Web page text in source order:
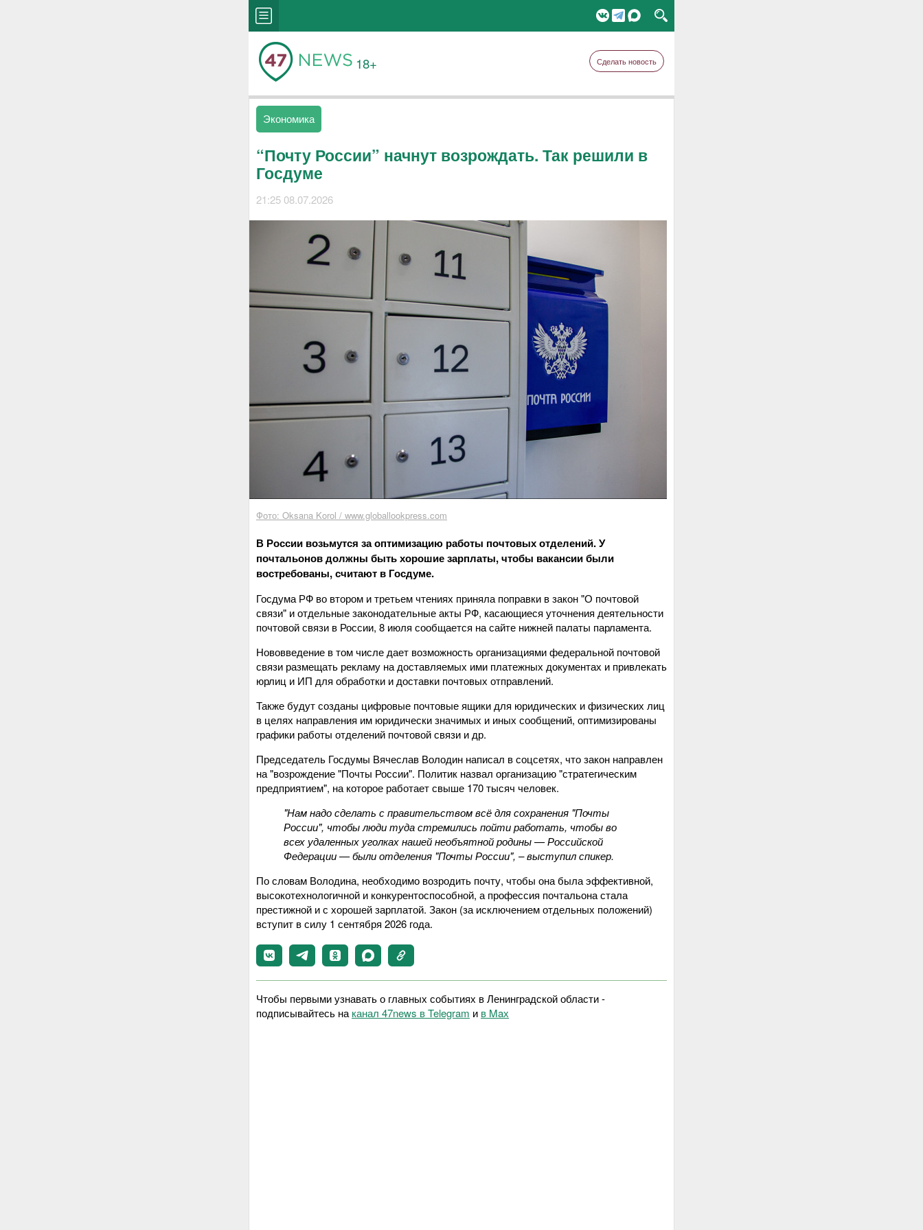
18+ Сделать новость
Экономика
“Почту России” начнут возрождать. Так решили в
Госдуме
21:25 08.07.2026
Фото: Oksana Korol / www.globallookpress.com
В России возьмутся за оптимизацию работы почтовых отделений. У
почтальонов должны быть хорошие зарплаты, чтобы вакансии были
востребованы, считают в Госдуме.
Госдума РФ во втором и третьем чтениях приняла поправки в закон "О почтовой
связи" и отдельные законодательные акты РФ, касающиеся уточнения деятельности
почтовой связи в России, 8 июля сообщается на сайте нижней палаты парламента.
Нововведение в том числе дает возможность организациями федеральной почтовой
связи размещать рекламу на доставляемых ими платежных документах и привлекать
юрлиц и ИП для обработки и доставки почтовых отправлений.
Также будут созданы цифровые почтовые ящики для юридических и физических лиц
в целях направления им юридически значимых и иных сообщений, оптимизированы
графики работы отделений почтовой связи и др.
Председатель Госдумы Вячеслав Володин написал в соцсетях, что закон направлен
на "возрождение "Почты России". Политик назвал организацию "стратегическим
предприятием", на которое работает свыше 170 тысяч человек.
"Нам надо сделать с правительством всё для сохранения "Почты
России", чтобы люди туда стремились пойти работать, чтобы во
всех удаленных уголках нашей необъятной родины — Российской
Федерации — были отделения "Почты России", – выступил спикер.
По словам Володина, необходимо возродить почту, чтобы она была эффективной,
высокотехнологичной и конкурентоспособной, а профессия почтальона стала
престижной и с хорошей зарплатой. Закон (за исключением отдельных положений)
вступит в силу 1 сентября 2026 года.
Чтобы первыми узнавать о главных событиях в Ленинградской области -
подписывайтесь на канал 47news в Telegram и в Maх